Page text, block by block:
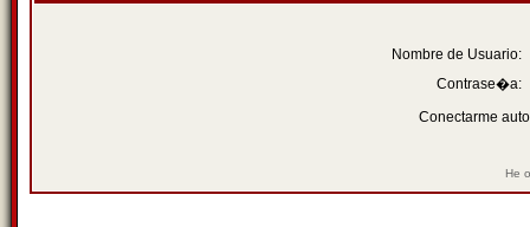
Nombre de Usuario:
Contrase�a:
Conectarme
He